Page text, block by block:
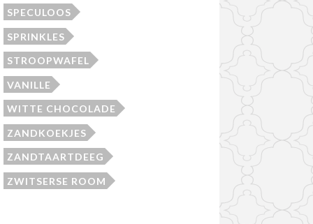
SPECULOOS
SPRINKLES
STROOPWAFEL
VANILLE
WITTE CHOCOLADE
ZANDKOEKJES
ZANDTAARTDEEG
ZWITSERSE ROOM